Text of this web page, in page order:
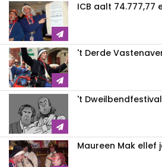
ICB aalt 74.777,77
't Derde
't
Maureen Mak ellef